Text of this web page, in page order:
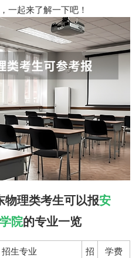
一起来了解一下吧！
物理类考生可以报安
院的专业一览
招生专业
招
学费